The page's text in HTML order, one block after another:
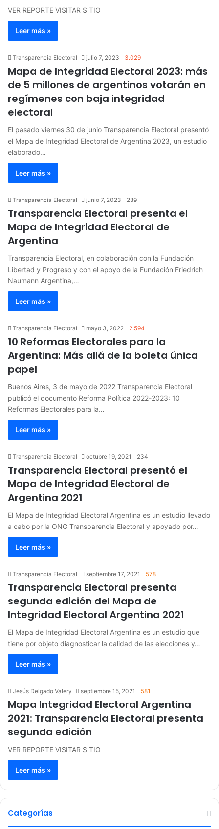
VER REPORTE VISITAR SITIO
Leer más »
Transparencia Electoral julio 7, 2023 3.029
Mapa de Integridad Electoral 2023: más
de 5 millones de argentinos votarán en
regímenes con baja integridad
electoral
El pasado viernes 30 de junio Transparencia Electoral presentó
el Mapa de Integridad Electoral de Argentina 2023, un estudio
elaborado…
Leer más »
Transparencia Electoral junio 7, 2023 289
Transparencia Electoral presenta el
Mapa de Integridad Electoral de
Argentina
Transparencia Electoral, en colaboración con la Fundación
Libertad y Progreso y con el apoyo de la Fundación Friedrich
Naumann Argentina,…
Leer más »
Transparencia Electoral mayo 3, 2022 2.594
10 Reformas Electorales para la
Argentina: Más allá de la boleta única
papel
Buenos Aires, 3 de mayo de 2022 Transparencia Electoral
publicó el documento Reforma Política 2022-2023: 10
Reformas Electorales para la…
Leer más »
Transparencia Electoral octubre 19, 2021 234
Transparencia Electoral presentó el
Mapa de Integridad Electoral de
Argentina 2021
El Mapa de Integridad Electoral Argentina es un estudio llevado
a cabo por la ONG Transparencia Electoral y apoyado por…
Leer más »
Transparencia Electoral septiembre 17, 2021 578
Transparencia Electoral presenta
segunda edición del Mapa de
Integridad Electoral Argentina 2021
El Mapa de Integridad Electoral Argentina es un estudio que
tiene por objeto diagnosticar la calidad de las elecciones y…
Leer más »
Jesús Delgado Valery septiembre 15, 2021 581
Mapa Integridad Electoral Argentina
2021: Transparencia Electoral presenta
segunda edición
VER REPORTE VISITAR SITIO
Leer más »
Categorías